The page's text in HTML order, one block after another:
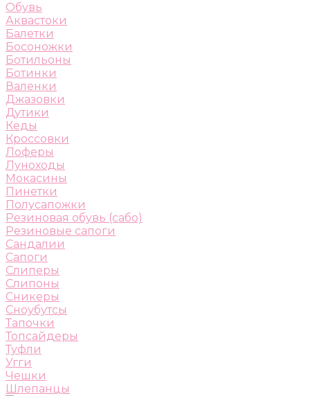
Обувь
Аквастоки
Балетки
Босоножки
Ботильоны
Ботинки
Валенки
Джазовки
Дутики
Кеды
Кроссовки
Лоферы
Луноходы
Мокасины
Пинетки
Полусапожки
Резиновая обувь (сабо)
Резиновые сапоги
Сандалии
Сапоги
Слиперы
Слипоны
Сникеры
Сноубутсы
Тапочки
Топсайдеры
Туфли
Угги
Чешки
Шлепанцы